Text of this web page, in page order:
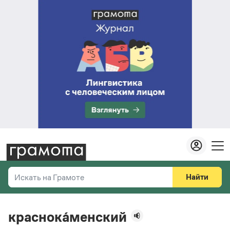
Искать на Грамоте
Справочная служба
Найти
краснока́менский